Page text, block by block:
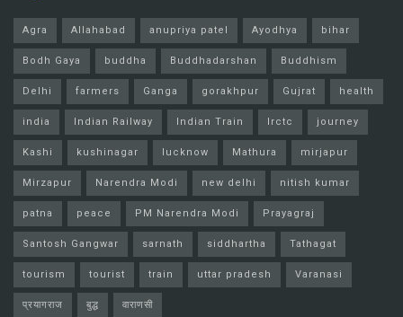
Agra Allahabad anupriya patel Ayodhya bihar
Bodh Gaya buddha Buddhadarshan Buddhism
Delhi farmers Ganga gorakhpur Gujrat health
india Indian Railway Indian Train Irctc journey
Kashi kushinagar lucknow Mathura mirjapur
Mirzapur Narendra Modi new delhi nitish kumar
patna peace PM Narendra Modi Prayagraj
Santosh Gangwar sarnath siddhartha Tathagat
tourism tourist train uttar pradesh Varanasi
प्रयागराज बुद्ध वाराणसी